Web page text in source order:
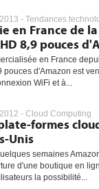
- Tendances
en France de
8,9 pouces
en France
pouces d'Amazon est
WiFi et à...
- Cloud Computing
formes
Unis
semaines
d'une boutique en
la possibilité...